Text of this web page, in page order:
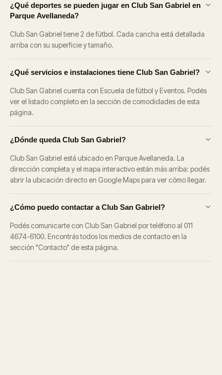
¿Qué deportes se pueden jugar en Club San Gabriel en
Parque Avellaneda?
Club San Gabriel tiene 2 de fútbol. Cada cancha está detallada
arriba con su superficie y tamaño.
¿Qué servicios e instalaciones tiene Club San Gabriel?
Club San Gabriel cuenta con Escuela de fútbol y Eventos. Podés
ver el listado completo en la sección de comodidades de esta
página.
¿Dónde queda Club San Gabriel?
Club San Gabriel está ubicado en Parque Avellaneda. La
dirección completa y el mapa interactivo están más arriba: podés
abrir la ubicación directo en Google Maps para ver cómo llegar.
¿Cómo puedo contactar a Club San Gabriel?
Podés comunicarte con Club San Gabriel por teléfono al 011
4674-6100. Encontrás todos los medios de contacto en la
sección "Contacto" de esta página.